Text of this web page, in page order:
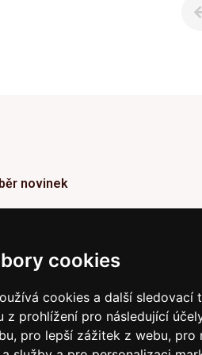
cookies
cookies a další sledovací
z prohlížení pro následující
, pro lepší zážitek z webu, pro
novinek
odběru současně souhlasíte s našimi
soukromí a současně nám udělujete
obchodních e-mailů.